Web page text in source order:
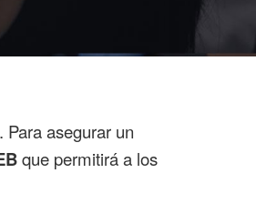
asegurar un
que permitirá a los